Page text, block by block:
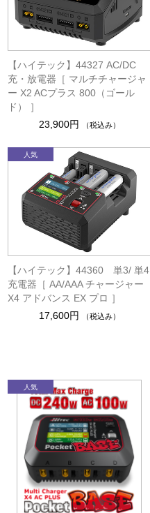
【ハイテック】44327 AC/DC
充・放電器［ マルチチャージャ
ー X2 ACプラス 800（ゴール
ド） ］
23,900円
（税込み）
【ハイテック】44360 単3/ 単4
充電器［ AA/AAA チャージャー
X4 アドバンス EX プロ ］
17,600円
（税込み）